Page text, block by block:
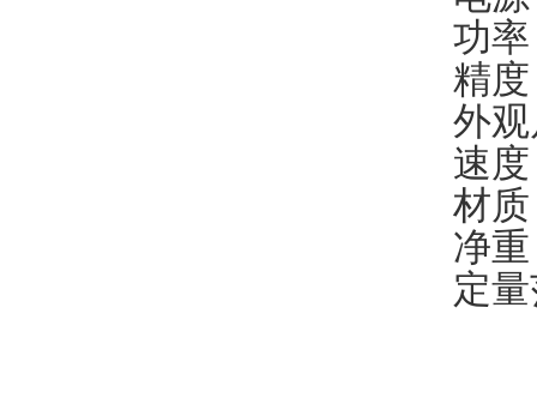
功
精
外
速
材
净
定